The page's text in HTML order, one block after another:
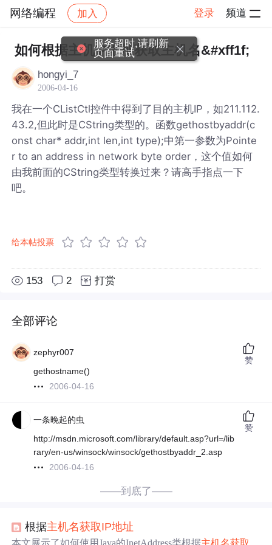
网络编程 加入 登录 频道
社区 网络编程 帖子详情
如何根据主机IP地址获取主机名&#xff1f;
hongyi_7
2006-04-16
我在一个CListCtl控件中得到了目的主机IP，如211.112.
43.2,但此时是CString类型的。函数gethostbyaddr(c
onst char* addr,int len,int type);中第一参数为Pointe
r to an address in network byte order，这个值如何
由我前面的CString类型转换过来？请高手指点一下
吧。
给本帖投票
153 2 打赏
全部评论
zephyr007
gethostname()
2006-04-16
赞
一条晚起的虫
http://msdn.microsoft.com/library/default.asp?url=/lib
rary/en-us/winsock/winsock/gethostbyaddr_2.asp
2006-04-16
赞
——到底了——
根据主机名获取IP地址
服务超时,请刷新
页面重试